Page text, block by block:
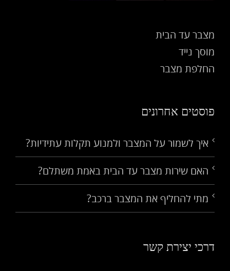
מצבר עד הבית
מוסך נייד
החלפת מצבר
פוסטים אחרונים
איך לשמור על המצבר ולמנוע תקלות עתידיות?
האם שירות מצבר עד הבית באמת משתלם?
מתי להחליף את המצבר ברכב?
דרכי יצירת קשר